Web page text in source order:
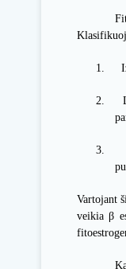
1.
2.
3.
Vartojant
veikiaβ